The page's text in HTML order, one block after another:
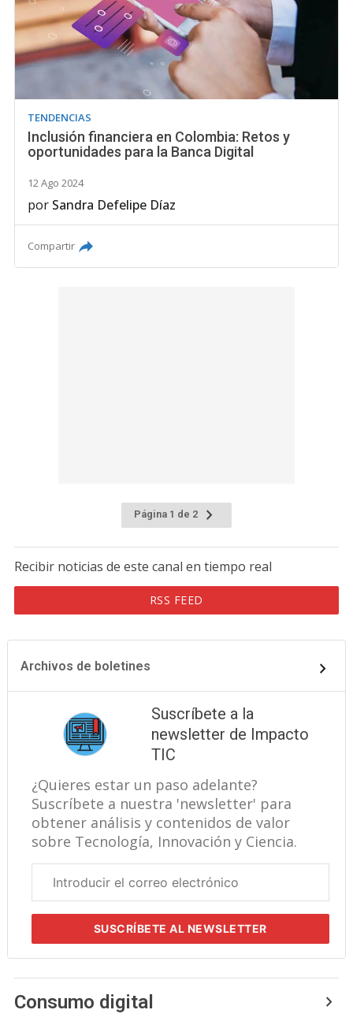
TENDENCIAS
Inclusión financiera en Colombia: Retos y
oportunidades para la Banca Digital
12 Ago 2024
por Sandra Defelipe Díaz
Compartir
Página 1 de 2
Recibir noticias de este canal en tiempo real
RSS FEED
Archivos de boletines
Suscríbete a la
newsletter de Impacto
TIC
¿Quieres estar un paso adelante?
Suscríbete a nuestra 'newsletter' para
obtener análisis y contenidos de valor
sobre Tecnología, Innovación y Ciencia.
electrónico
SUSCRÍBETEAL NEWSLETTER
Consumo digital